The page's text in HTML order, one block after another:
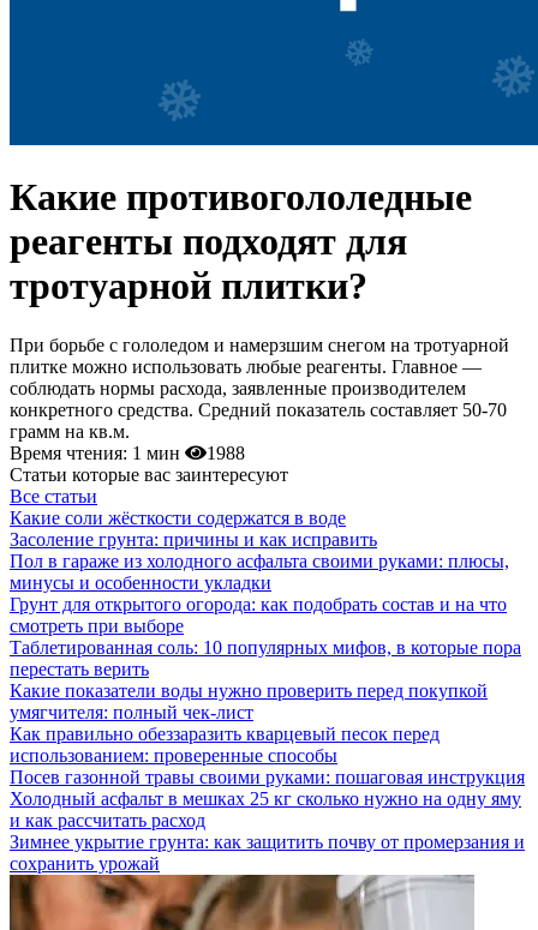
Какие противогололедные
реагенты подходят для
тротуарной плитки?
При борьбе с гололедом и намерзшим снегом на тротуарной
плитке можно использовать любые реагенты. Главное —
соблюдать нормы расхода, заявленные производителем
конкретного средства. Средний показатель составляет 50-70
грамм на кв.м.
Время чтения: 1 мин
1988
Статьи которые вас заинтересуют
Все статьи
Какие соли жёсткости содержатся в воде
Засоление грунта: причины и как исправить
Пол в гараже из холодного асфальта своими руками: плюсы,
минусы и особенности укладки
Грунт для открытого огорода: как подобрать состав и на что
смотреть при выборе
Таблетированная соль: 10 популярных мифов, в которые пора
перестать верить
Какие показатели воды нужно проверить перед покупкой
умягчителя: полный чек-лист
Как правильно обеззаразить кварцевый песок перед
использованием: проверенные способы
Посев газонной травы своими руками: пошаговая инструкция
Холодный асфальт в мешках 25 кг сколько нужно на одну яму
и как рассчитать расход
Зимнее укрытие грунта: как защитить почву от промерзания и
сохранить урожай